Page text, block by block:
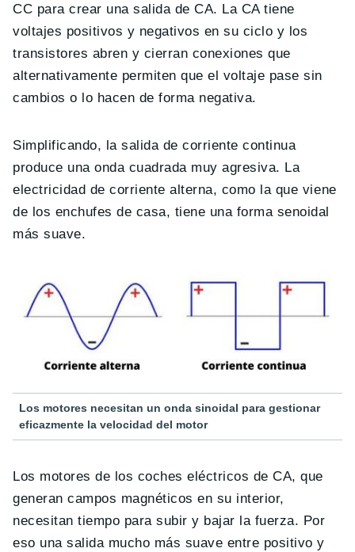
CC para crear una salida de CA. La CA tiene
voltajes positivos y negativos en su ciclo y los
transistores abren y cierran conexiones que
alternativamente permiten que el voltaje pase sin
cambios o lo hacen de forma negativa.
Simplificando, la salida de corriente continua
produce una onda cuadrada muy agresiva. La
electricidad de corriente alterna, como la que viene
de los enchufes de casa, tiene una forma senoidal
más suave.
Los motores necesitan un onda sinoidal para gestionar
eficazmente la velocidad del motor
Los motores de los coches eléctricos de CA, que
generan campos magnéticos en su interior,
necesitan tiempo para subir y bajar la fuerza. Por
eso una salida mucho más suave entre positivo y